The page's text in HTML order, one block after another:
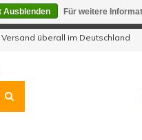
überall im Deutschland
Ausblenden Für weitere
Bestellungen